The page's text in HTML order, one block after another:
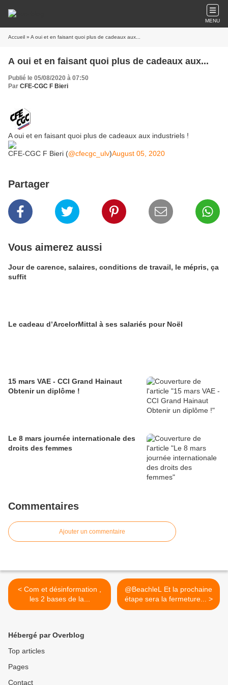
MENU
Accueil » A oui et en faisant quoi plus de cadeaux aux...
A oui et en faisant quoi plus de cadeaux aux...
Publié le 05/08/2020 à 07:50
Par CFE-CGC F Bieri
A oui et en faisant quoi plus de cadeaux aux industriels !
CFE-CGC F Bieri (@cfecgc_ulv)August 05, 2020
Partager
Vous aimerez aussi
Jour de carence, salaires, conditions de travail, le mépris, ça
suffit
Le cadeau d’ArcelorMittal à ses salariés pour Noël
15 mars VAE - CCI Grand Hainaut
Obtenir un diplôme !
Le 8 mars journée internationale des
droits des femmes
Commentaires
Ajouter un commentaire
< Com et désinformation ,
les 2 bases de la...
@BeachleL Et la prochaine
étape sera la fermeture... >
Hébergé par Overblog
Top articles
Pages
Contact